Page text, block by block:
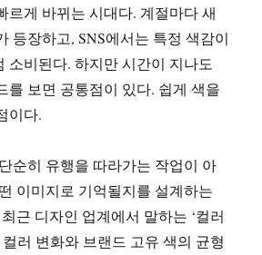
르게 바뀌는 시대다. 계절마다 새
등장하고, SNS에서는 특정 색감이
소비된다. 하지만 시간이 지나도
를 보면 공통점이 있다. 쉽게 색을
이다.
순히 유행을 따라가는 작업이 아
이미지로 기억될지를 설계하는
근 디자인 업계에서 말하는 ‘컬러
러 변화와 브랜드 고유 색의 균형